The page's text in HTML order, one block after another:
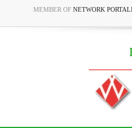
MEMBER OF NETWORK